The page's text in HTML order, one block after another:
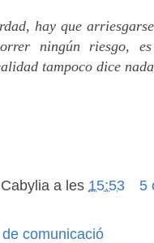
hay que
ningún riesgo,
tampoco dice
a les 15:53 5
comunicació